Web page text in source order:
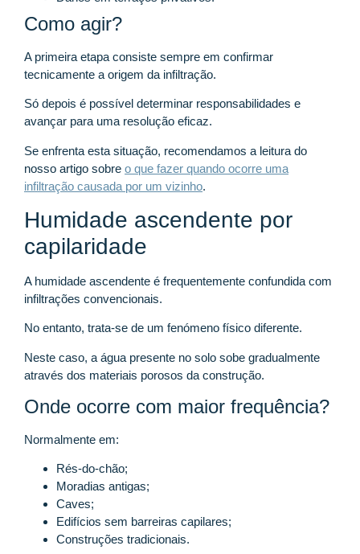
Como agir?
A primeira etapa consiste sempre em confirmar
tecnicamente a origem da infiltração.
Só depois é possível determinar responsabilidades e
avançar para uma resolução eficaz.
Se enfrenta esta situação, recomendamos a leitura do
nosso artigo sobre o que fazer quando ocorre uma
infiltração causada por um vizinho.
Humidade ascendente por
capilaridade
A humidade ascendente é frequentemente confundida com
infiltrações convencionais.
No entanto, trata-se de um fenómeno físico diferente.
Neste caso, a água presente no solo sobe gradualmente
através dos materiais porosos da construção.
Onde ocorre com maior frequência?
Normalmente em:
Rés-do-chão;
Moradias antigas;
Caves;
Edifícios sem barreiras capilares;
Construções tradicionais.